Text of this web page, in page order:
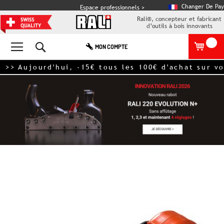
Espace professionnels >
Changer De
Rali®, concepteur et fabricant
d’outils à bois innovants
MON COMPTE
-15€ tous les 100€ d'achat sur votre